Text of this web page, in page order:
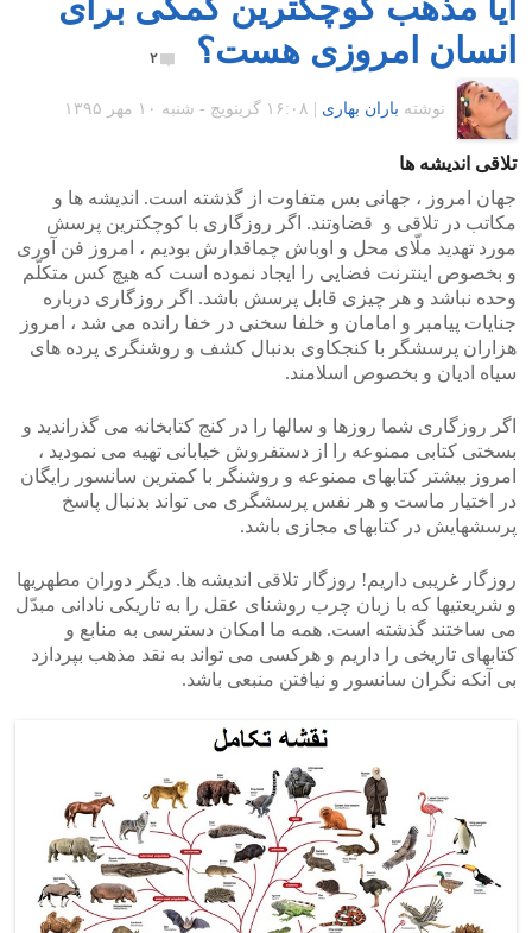
انسان امروزی هست؟
۲
نوشته باران بهاری ۱۶:۰۸ گرينويچ - شنبه ۱۰ مهر ۱۳۹۵
تلاقی اندیشه ها
جهان امروز ، جهانی بس متفاوت از گذشته است. اندیشه ها و
مکاتب در تلاقی و قضاوتند. اگر روزگاری با کوچکترین پرسش
مورد تهدید ملّای محل و اوباش چماقدارش بودیم ، امروز فن آوری
و بخصوص اینترنت فضایی را ایجاد نموده است که هیچ کس متکلّم
وحده نباشد و هر چیزی قابل پرسش باشد. اگر روزگاری درباره
جنایات پیامبر و امامان و خلفا سخنی در خفا رانده می شد ، امروز
هزاران پرسشگر با کنجکاوی بدنبال کشف و روشنگری پرده های
سیاه ادیان و بخصوص اسلامند.
اگر روزگاری شما روزها و سالها را در کنج کتابخانه می گذراندید و
بسختی کتابی ممنوعه را از دستفروش خیابانی تهیه می نمودید ،
امروز بیشتر کتابهای ممنوعه و روشنگر با کمترین سانسور رایگان
در اختیار ماست و هر نفس پرسشگری می تواند بدنبال پاسخ
پرسشهایش در کتابهای مجازی باشد.
روزگار غریبی داریم! روزگار تلاقی اندیشه ها. دیگر دوران مطهریها
و شریعتیها که با زبان چرب روشنای عقل را به تاریکی نادانی مبدّل
می ساختند گذشته است. همه ما امکان دسترسی به منابع و
کتابهای تاریخی را داریم و هرکسی می تواند به نقد مذهب بپردازد
بی آنکه نگران سانسور و نیافتن منبعی باشد.